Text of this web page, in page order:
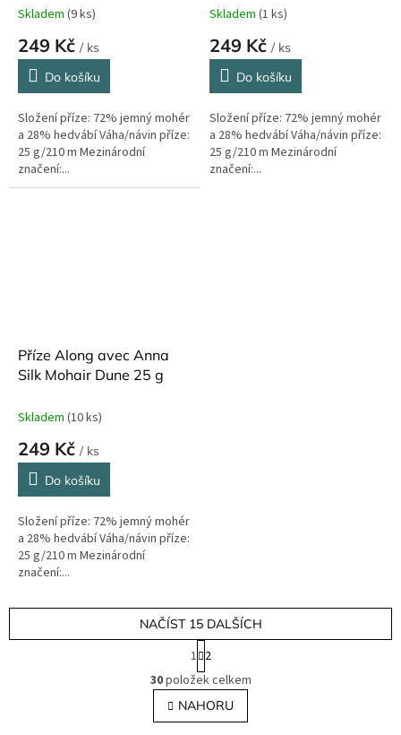
Skladem (9 ks)
249 Kč / ks
Do košíku
Složení příze: 72% jemný mohér
a 28% hedvábí Váha/návin příze:
25 g/210 m Mezinárodní
značení:...
Skladem (1 ks)
249 Kč / ks
Do košíku
Složení příze: 72% jemný mohér
a 28% hedvábí Váha/návin příze:
25 g/210 m Mezinárodní
značení:...
Příze Along avec Anna
Silk Mohair Dune 25 g
Skladem (10 ks)
249 Kč / ks
Do košíku
Složení příze: 72% jemný mohér
a 28% hedvábí Váha/návin příze:
25 g/210 m Mezinárodní
značení:...
O
v
l
á
NAČÍST 15 DALŠÍCH
S
t
r
á
n
k
1 2
30položek celkem
NAHORU